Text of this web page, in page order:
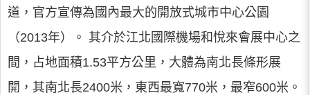
道，官方宣傳為國內最大的開放式城市中心公園
（2013年）。 其介於江北國際機場和悅來會展中心之
間，占地面積1.53平方公里，大體為南北長條形展
開，其南北長2400米，東西最寬770米，最窄600米。